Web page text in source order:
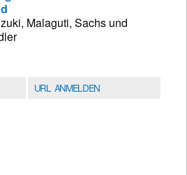
Malaguti, Sachs und
URL ANMELDEN